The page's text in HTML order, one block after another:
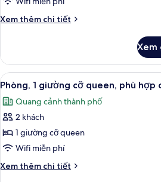
1
giường
king
Xem thêm chi tiết
Chi
Phòng
Superior,
1
giường
cỡ
king
Xem
Xem
tất
cả
ảnh
Phòng,
1
giường
cỡ
7
Phòng, 1 giường cỡ queen, phù
Quang cảnh thành phố
2 khách
1 giường cỡ queen
Wifi miễn phí
Xem thêm chi tiết
Chi